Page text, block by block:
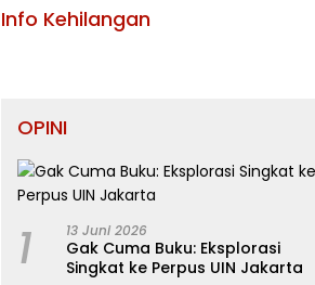
LINGKUNGAN PEMERINTAH
Info Kehilangan
OPINI
1 13 Juni 2026
Gak Cuma Buku: Eksplorasi
Singkat ke Perpus UIN Jakarta